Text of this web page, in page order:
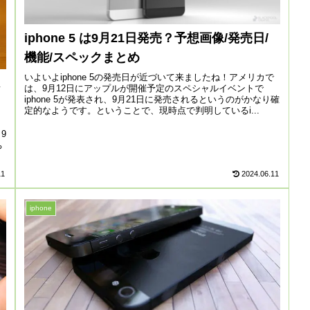
iphone 5 は9月21日発売？予想画像/発売日/
機能/スペックまとめ
いよいよiphone 5の発売日が近づいて来ましたね！アメリカで
は、9月12日にアップルが開催予定のスペシャルイベントで
iphone 5が発表され、9月21日に発売されるというのがかなり確
定的なようです。ということで、現時点で判明しているi...
2024.06.11
iphone